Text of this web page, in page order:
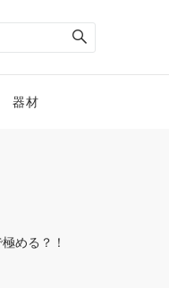
器材
める？！